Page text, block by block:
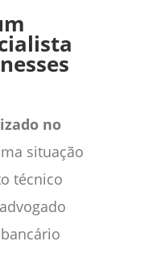
no
situação
técnico